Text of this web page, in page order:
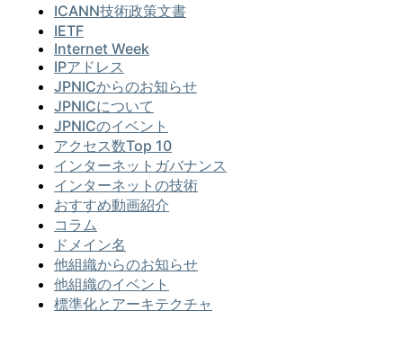
ICANN技術政策文書
IETF
Internet Week
IPアドレス
JPNICからのお知らせ
JPNICについて
JPNICのイベント
アクセス数Top 10
インターネットガバナンス
インターネットの技術
おすすめ動画紹介
コラム
ドメイン名
他組織からのお知らせ
他組織のイベント
標準化とアーキテクチャ